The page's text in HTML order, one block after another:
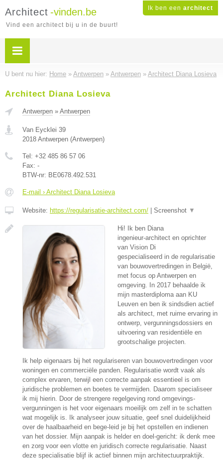
Ik ben een architect
Architect -vinden.be
Vind een architect bij u in de buurt!
U bent nu hier: Home » Antwerpen » Antwerpen » Architect Diana Losieva
Architect Diana Losieva
Antwerpen » Antwerpen
Van Eycklei 39
2018 Antwerpen (Antwerpen)
Tel: +32 485 86 57 06
Fax: -
BTW-nr: BE0678.492.531
E-mail › Architect Diana Losieva
Website: https://regularisatie-architect.com/ Screenshot ▼
Hi! Ik ben Diana
ingenieur-architect en oprichter
van Vision Di
gespecialiseerd in de regularisatie
van bouwovertredingen in België,
met focus op Antwerpen en
omgeving. In 2017 behaalde ik
mijn masterdiploma aan KU
Leuven en ben ik sindsdien actief
als architect, met ruime ervaring in
ontwerp, vergunningsdossiers en
uitvoering van residentiële en
grootschalige projecten.
Ik help eigenaars bij het regulariseren van bouwovertredingen voor
woningen en commerciële panden. Regularisatie wordt vaak als
complex ervaren, terwijl een correcte aanpak essentieel is om
juridische problemen en boetes te vermijden. Daarom specialiseer
ik mij hierin. Door de strengere regelgeving rond omgevings-
vergunningen is het voor eigenaars moeilijk om zelf in te schatten
wat mogelijk is. Ik analyseer jouw situatie, geef snel duidelijkheid
over de haalbaarheid en bege-leid je bij het opstellen en indienen
van het dossier. Mijn aanpak is helder en doel-gericht: ik denk mee
en zorg voor een vlotte en juridisch correcte regularisatie. Naast
deze specialisatie blijf ik actief binnen mijn architectuurpraktijk.